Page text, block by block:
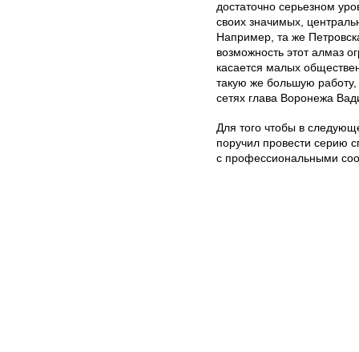
достаточно серьезном
своих значимых,
Например, та же
возможность этот алмаз
касается малых
такую же большую
сетях глава Воронежа
Для того чтобы в
поручил провести серию
с профессиональными